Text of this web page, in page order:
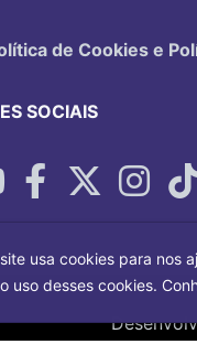
de Cookies e
SOCIAIS
usa cookies para nos
uso desses cookies.